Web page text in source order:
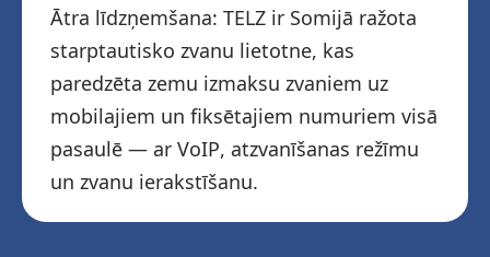
Ātra līdzņemšana: TELZ ir Somijā ražota
starptautisko zvanu lietotne, kas
paredzēta zemu izmaksu zvaniem uz
mobilajiem un fiksētajiem numuriem visā
pasaulē — ar VoIP, atzvanīšanas režīmu
un zvanu ierakstīšanu.